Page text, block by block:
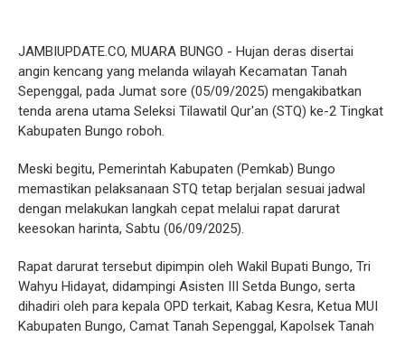
JAMBIUPDATE.CO, MUARA BUNGO - Hujan deras disertai
angin kencang yang melanda wilayah Kecamatan Tanah
Sepenggal, pada Jumat sore (05/09/2025) mengakibatkan
tenda arena utama Seleksi Tilawatil Qur'an (STQ) ke-2 Tingkat
Kabupaten Bungo roboh.
Meski begitu, Pemerintah Kabupaten (Pemkab) Bungo
memastikan pelaksanaan STQ tetap berjalan sesuai jadwal
dengan melakukan langkah cepat melalui rapat darurat
keesokan harinta, Sabtu (06/09/2025).
Rapat darurat tersebut dipimpin oleh Wakil Bupati Bungo, Tri
Wahyu Hidayat, didampingi Asisten III Setda Bungo, serta
dihadiri oleh para kepala OPD terkait, Kabag Kesra, Ketua MUI
Kabupaten Bungo, Camat Tanah Sepenggal, Kapolsek Tanah